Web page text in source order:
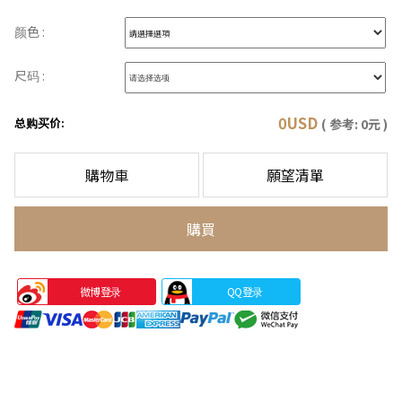
颜色 :
尺码 :
总购买价: 0USD ( 参考: 0元 )
購物車 願望清單
購買
微博登录 QQ登录